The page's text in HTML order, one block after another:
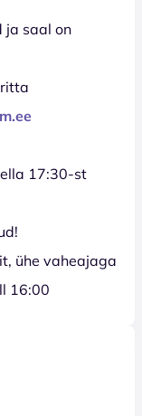
ja saal on
17:30-st
ühe vaheajaga
16:00